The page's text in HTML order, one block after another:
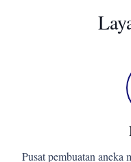
Pusat pembuatan aneka